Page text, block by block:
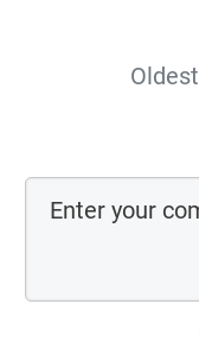
Oldest